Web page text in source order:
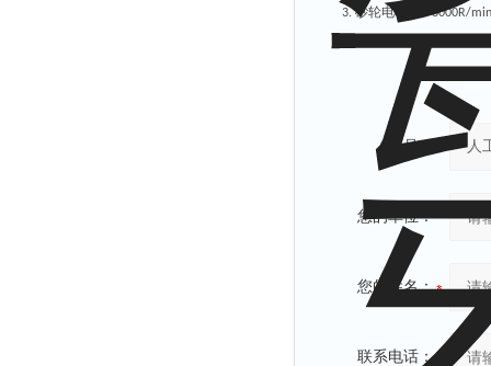
3.砂轮电机： 0-8000R/min
产品：
您的单位：
您的姓名：
联系电话：